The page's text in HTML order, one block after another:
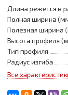
Длина режется в
Полная ширина
Полезная ширина
Высота профиля
Тип профиля
Радиус изгиба
Все